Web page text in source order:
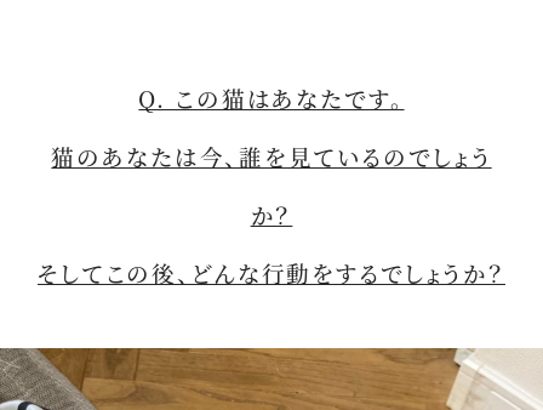
Q. この猫はあなたです。
猫のあなたは今、誰を見ているのでしょう
か？
そしてこの後、どんな行動をするでしょうか？